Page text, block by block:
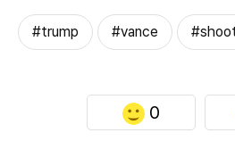
#trump #vance
0